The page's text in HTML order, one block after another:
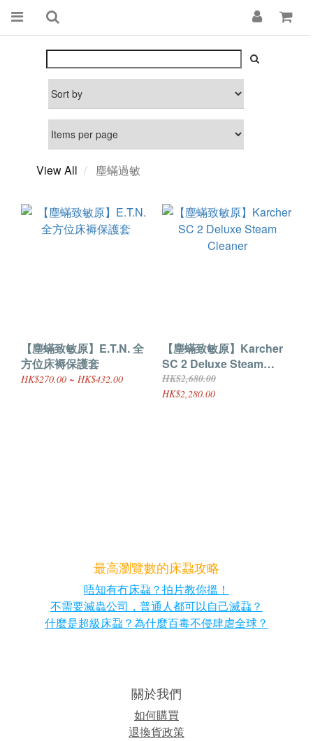
View All 塵蟎過敏
【塵蟎致敏原】E.T.N. 全
方位床褥保護套
HK$270.00 ~ HK$432.00
【塵蟎致敏原】Karcher
SC 2 Deluxe Steam
Cleaner
HK$2,680.00
HK$2,280.00
最高瀏覽數的床蝨攻略
唔知有冇床蝨？拍片教你搵！
不需要滅蟲公司，普通人都可以自己滅蝨？
什麼是超級床蝨？為什麼百毒不侵肆虐全球？
關於我們
如何購買
退換貨政策